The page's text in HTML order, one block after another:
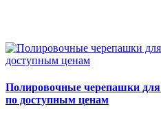
Полировочные черепашки
по доступным ценам